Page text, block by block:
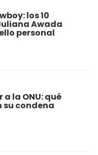
los 10
Awada
personal
la ONU: qué
su condena